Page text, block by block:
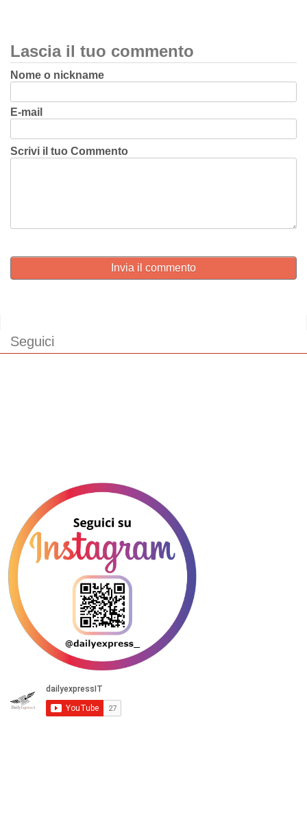
Lascia il tuo commento
Nome o nickname
E-mail
Scrivi il tuo Commento
Invia il commento
Seguici